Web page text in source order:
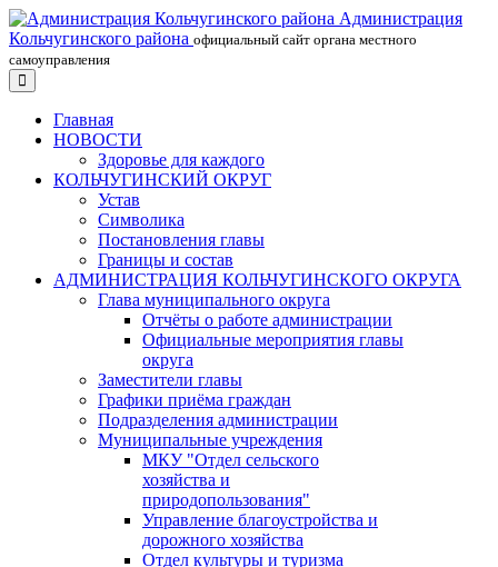
Администрация
Кольчугинского района официальный сайт органа местного
самоуправления
Главная
НОВОСТИ
Здоровье для каждого
КОЛЬЧУГИНСКИЙ ОКРУГ
Устав
Символика
Постановления главы
Границы и состав
АДМИНИСТРАЦИЯ КОЛЬЧУГИНСКОГО ОКРУГА
Глава муниципального округа
Отчёты о работе администрации
Официальные мероприятия главы
округа
Заместители главы
Графики приёма граждан
Подразделения администрации
Муниципальные учреждения
МКУ "Отдел сельского
хозяйства и
природопользования"
Управление благоустройства и
дорожного хозяйства
Отдел культуры и туризма